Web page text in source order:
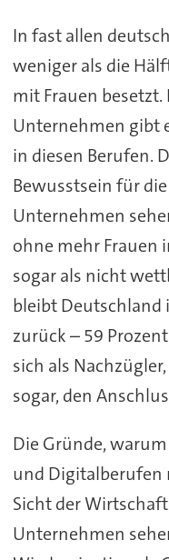
In fast allen
weniger als die
mit Frauen
Unternehmen gibt
in diesen Berufen.
Bewusstsein für
Unternehmen
ohne mehr Frauen
sogar als nicht
bleibt Deutschland
zurück – 59
sich als
sogar, den
Die Gründe,
und Digitalberufen
Sicht der
Unternehmen